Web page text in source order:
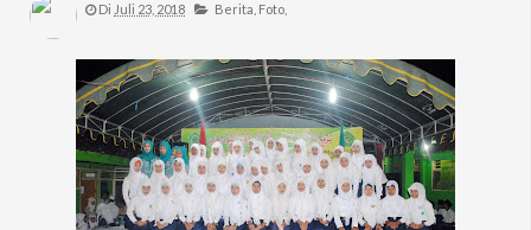
Di Juli 23, 2018 Berita, Foto,